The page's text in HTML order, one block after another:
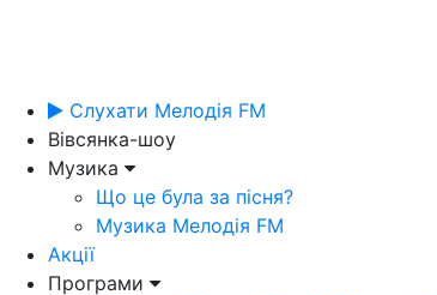
Слухати Мелодія FM
Вівсянка-шоу
Музика
Що це була за пісня?
Музика Мелодія FM
Акції
Програми